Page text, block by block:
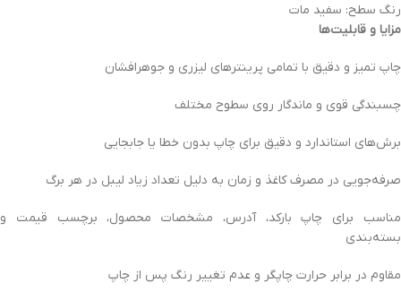
رنگ سطح: سفید مات
مزایا و قابلیت‌ها
چاپ تمیز و دقیق با تمامی پرینترهای لیزری و جوهرافشان
چسبندگی قوی و ماندگار روی سطوح مختلف
برش‌های استاندارد و دقیق برای چاپ بدون خطا یا جابجایی
صرفه‌جویی در مصرف کاغذ و زمان به دلیل تعداد زیاد لیبل در هر برگ
مناسب برای چاپ بارکد، آدرس، مشخصات محصول، برچسب قیمت و
بسته‌بندی
مقاوم در برابر حرارت چاپگر و عدم تغییر رنگ پس از چاپ